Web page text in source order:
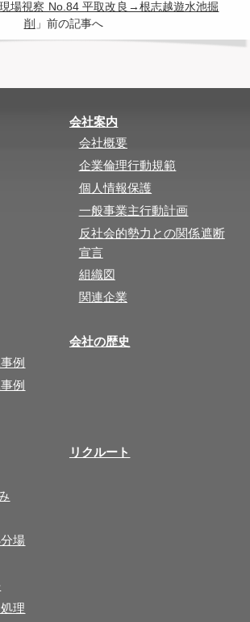
場視察 No.84 平取改良→根志越遊水池掘
削 」前の記事へ
会社案内
会社概要
企業倫理行動規範
個人情報保護
一般事業主行動計画
反社会的勢力との関係遮断
宣言
組織図
関連企業
例
例
会社の歴史
場
理
リクルート